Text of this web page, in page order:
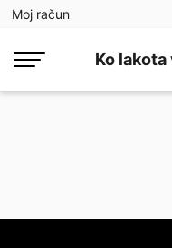
Moj račun
Ko lakota